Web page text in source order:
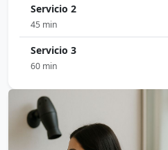
Servicio 2
45 min
Servicio 3
60 min